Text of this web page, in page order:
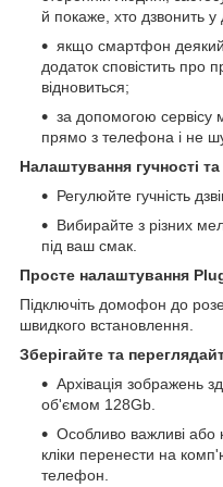
й покаже, хто дзвонить у
якщо смартфон деякий
додаток сповістить про
відновиться;
за допомогою сервісу
прямо з телефона і не
Налаштування гучності та
Регулюйте гучність
Вибирайте з різних
під ваш смак.
Просте налаштування
Підключіть домофон до
швидкого встановлення.
Зберігайте та
Архівація зображень
об'ємом 128Gb.
Особливо важливі
кліки перенести на
телефон.